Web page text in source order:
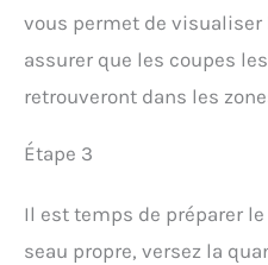
vous permet de
assurer que les coupes
retrouveront dans les
Étape 3
Il est temps de préparer
seau propre, versez la